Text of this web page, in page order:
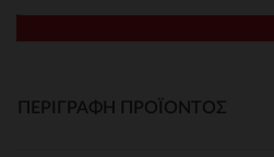
ΠΕΡΙΓΡΑΦΉ ΠΡΟΪΌΝΤΟΣ